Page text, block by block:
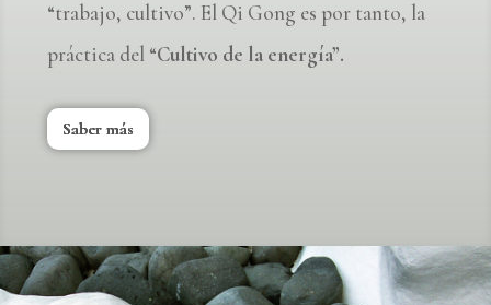
“trabajo, cultivo”. El Qi Gong es por tanto, la
práctica del “Cultivo de la energía”.
Saber más